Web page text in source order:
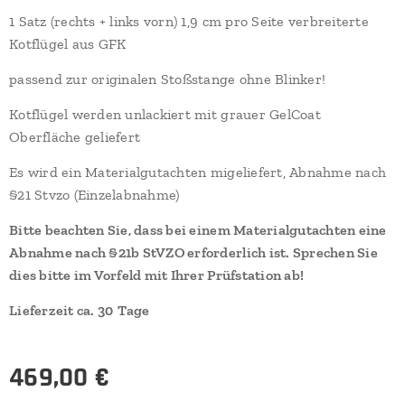
1 Satz (rechts + links vorn) 1,9 cm pro Seite verbreiterte
Kotflügel aus GFK
passend zur originalen Stoßstange ohne Blinker!
Kotflügel werden unlackiert mit grauer GelCoat
Oberfläche geliefert
Es wird ein Materialgutachten migeliefert, Abnahme nach
§21 Stvzo (Einzelabnahme)
Bitte beachten Sie, dass bei einem Materialgutachten eine
Abnahme nach §21b StVZO erforderlich ist. Sprechen Sie
dies bitte im Vorfeld mit Ihrer Prüfstation ab!
Lieferzeit ca. 30 Tage
469,00 €